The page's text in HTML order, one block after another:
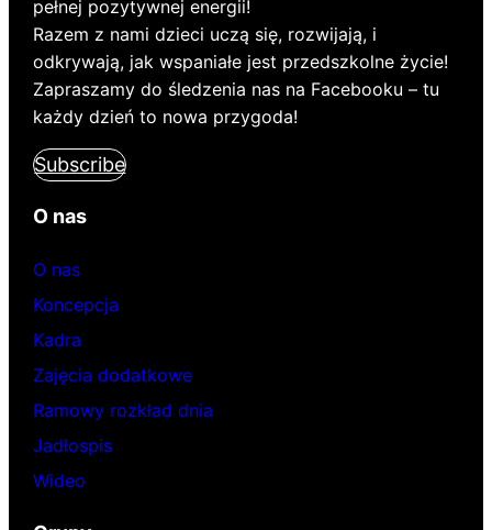
pełnej pozytywnej energii!
Razem z nami dzieci uczą się, rozwijają, i
odkrywają, jak wspaniałe jest przedszkolne życie!
Zapraszamy do śledzenia nas na Facebooku – tu
każdy dzień to nowa przygoda!
Subscribe
O nas
O nas
Koncepcja
Kadra
Zajęcia dodatkowe
Ramowy rozkład dnia
Jadłospis
Wideo